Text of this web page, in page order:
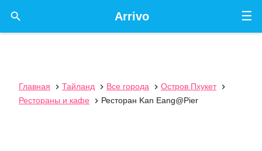
☰
Arrivo

Главная  Тайланд  Все города  Остров Пхукет

Рестораны и кафе
 Ресторан Kan Eang@Pier